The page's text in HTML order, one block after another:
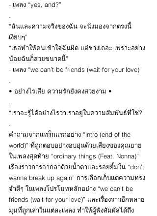
- เพลง “yes, and?”
.
“ฉันและความจริงของฉัน จะนั่งมองจากตรงนี้
เงียบๆ”
“เธอทำให้คนเข้าใจฉันผิด แต่ช่างเถอะ เพราะอย่าง
น้อยฉันก็สวยขนาดนี้”
- เพลง “we can’t be friends (wait for your love)”
.
• อย่างไรเสีย ความรักยังคงสวยงาม •
.
“เราจะรู้ได้อย่างไรว่าเราอยู่ในความสัมพันธ์ที่ใช่?”
.
คำถามจากแทร็กแรกอย่าง “intro (end of the
world)” ที่ถูกตอบอย่างอบอุ่นด้วยเสียงของคุณยาย
ในเพลงสุดท้าย “ordinary things (Feat. Nonna)”
เรื่องราวการจากลาด้วยน้ำตาและรอยยิ้มใน “don’t
wanna break up again” การเลือกเก็บแต่ความทรง
จำดีๆ ในเพลงโปรโมทหลักอย่าง “we can’t be
friends (wait for your love)” และเรื่องราวอีกหลาย
มุมที่ถูกเล่าในแต่ละเพลง ทำให้ผู้ฟังสัมผัสได้ถึง